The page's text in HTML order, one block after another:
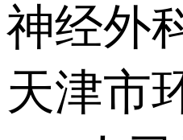
神经外
天津市